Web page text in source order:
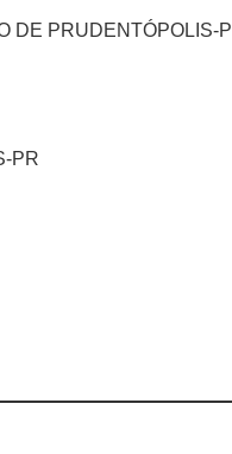
DE PRUDENTÓPOLIS-
PR